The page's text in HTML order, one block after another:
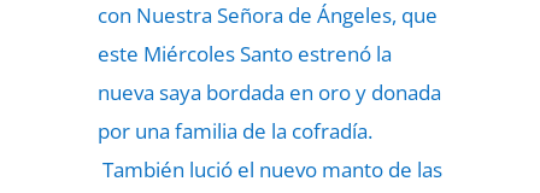
con Nuestra Señora de Ángeles, que
este Miércoles Santo estrenó la
nueva saya bordada en oro y donada
por una familia de la cofradía.
También lució el nuevo manto de las